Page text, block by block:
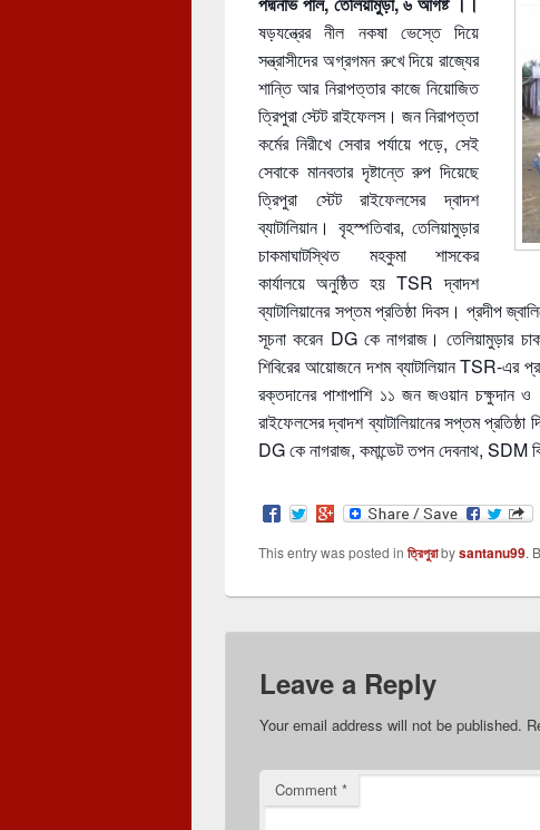
ষড়যন্ত্রের নীল নকষা ভেস্তে দিয়ে
সন্ত্রাসীদের অগ্রগমন রুখে দিয়ে রাজ্যের
শান্তি আর নিরাপত্তার কাজে নিয়োজিত
ত্রিপুরা স্টেট রাইফেলস। জন নিরাপত্তা
কর্মের নিরীখে সেবার পর্যায়ে পড়ে, সেই
সেবাকে মানবতার দৃষ্টান্তে রুপ দিয়েছে
ত্রিপুরা স্টেট রাইফেলসের দ্বাদশ
ব্যাটালিয়ান। বৃহস্পতিবার, তেলিয়ামুড়ার
চাকমাঘাটস্থিত মহকুমা শাসকের
কার্যালয়ে অনুষ্ঠিত হয় TSR দ্বাদশ
ব্যাটালিয়ানের সপ্তম প্রতিষ্ঠা দিবস। প্রদীপ
সূচনা করেন DG কে নাগরাজ। তেলিয়ামুড়ার
শিবিরের আয়োজনে দশম ব্যাটালিয়ান TSR-এর
রক্তদানের পাশাপাশি ১১ জন জওয়ান চক্ষুদান
রাইফেলসের দ্বাদশ ব্যাটালিয়ানের সপ্তম
DG কে নাগরাজ, কমান্ডেট তপন দেবনাথ, SDM
This entry was posted in ত্রিপুরাbysantanu99.
Leave a Reply
Your email address will not be published.
Comment *